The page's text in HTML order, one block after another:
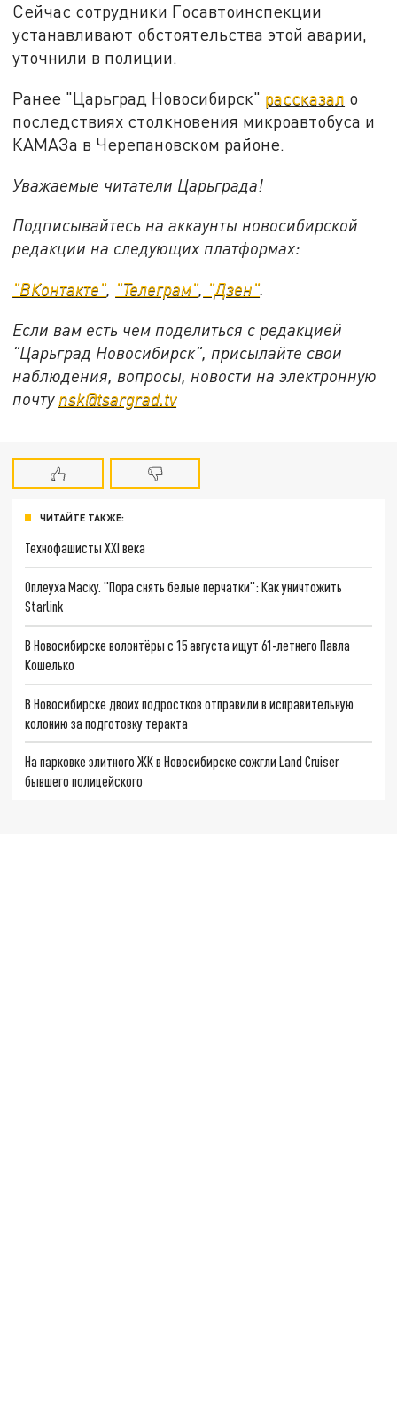
Сейчас сотрудники Госавтоинспекции
устанавливают обстоятельства этой аварии,
уточнили в полиции.
Ранее "Царьград Новосибирск" рассказал о
последствиях столкновения микроавтобуса и
КАМАЗа в Черепановском районе.
Уважаемые читатели Царьграда!
Подписывайтесь на аккаунты новосибирской
редакции на следующих платформах:
"ВКонтакте", "Телеграм", "Дзен".
Если вам есть чем поделиться с редакцией
"Царьград Новосибирск", присылайте свои
наблюдения, вопросы, новости на электронную
почту nsk@tsargrad.tv
ЧИТАЙТЕ ТАКЖЕ:
Технофашисты XXI века
Оплеуха Маску. "Пора снять белые перчатки": Как уничтожить
Starlink
В Новосибирске волонтёры с 15 августа ищут 61-летнего Павла
Кошелько
В Новосибирске двоих подростков отправили в исправительную
колонию за подготовку теракта
На парковке элитного ЖК в Новосибирске сожгли Land Cruiser
бывшего полицейского